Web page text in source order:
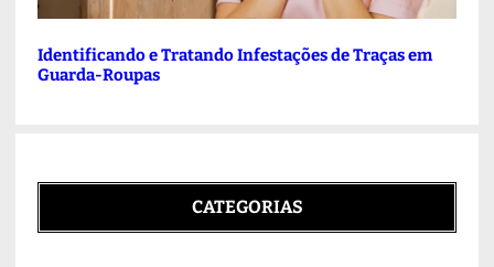
Identificando e Tratando Infestações de Traças em
Guarda-Roupas
CATEGORIAS